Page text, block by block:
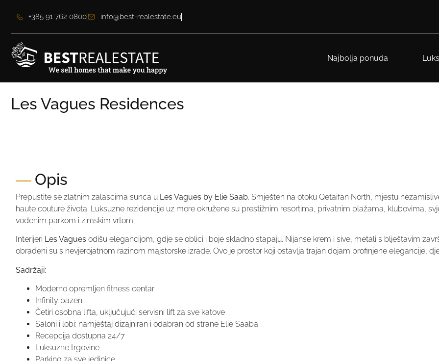
+385 91 762 0800 info@best-realestate.eu
Najbolja ponuda
Les Vagues Residences
Opis
Prepustite se zlatnim zalascima sunca u Les Vagues by Elie Saab. Smješten na otoku Qetaifan North, mjestu
haute couture života. Luksuzne rezidencije uz more okružene su prestižnim resortima, privatnim plažama, klubovima,
vodenim parkom i zimskim vrtom.
Interijeri Les Vagues odišu elegancijom, gdje se oblici i boje skladno stapaju. Nijanse krem i sive, metali s blještavim
obrađeni su s nevjerojatnom razinom majstorske izrade. Ovo je prostor koji ostavlja trajan dojam profinjene elegancije,
Sadržaji:
Moderno opremljen fitness centar
Infinity bazen
Četiri osobna lifta, uključujući servisni lift za sve katove
Saloni i lobi: namještaj dizajniran i odabran od strane Elie Saaba
Recepcija dostupna 24/7
Luksuzne trgovine